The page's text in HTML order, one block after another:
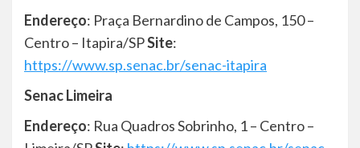
Endereço: Praça Bernardino de Campos, 150 –
Centro – Itapira/SPSite:
https://www.sp.senac.br/senac-itapira
Senac Limeira
Endereço: Rua Quadros Sobrinho, 1 – Centro –